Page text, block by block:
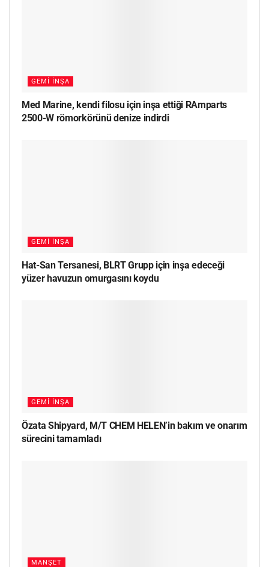
GEMI İNŞA
Med Marine, kendi filosu için inşa ettiği RAmparts
2500-W römorkörünü denize indirdi
GEMI İNŞA
Hat-San Tersanesi, BLRT Grupp için inşa edeceği
yüzer havuzun omurgasını koydu
GEMI İNŞA
Özata Shipyard, M/T CHEM HELEN’in bakım ve onarım
sürecini tamamladı
MANŞET